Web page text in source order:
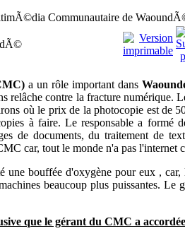
Communautaire de
a un rôle important dans
relâche contre la fracture numérique.
où le prix de la photocopie est de
à faire. Le responsable a formé
de documents, du traitement de
car, tout le monde n'a pas l'internet
bouffée d'oxygène pour eux ,
beaucoup plus puissantes. Le
que le gérant du CMC a